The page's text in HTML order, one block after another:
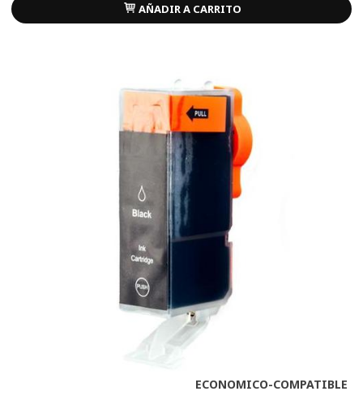
AÑADIR A CARRITO
ECONOMICO-COMPATIBLE